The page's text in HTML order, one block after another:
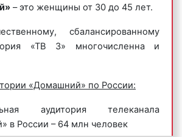
Домашнего канала
зрительской аудитории.
Домашнего канала
на нашем сайте;
ролик, тем больше
можно сообщить
клиентам о
ребрендинга (в 2014 г.)
стал позиционировать себя
как телеканал для женщин.
фильмы и сериалы: мелодрама
мелодрама «Восток-Запад».
– это женщины от 30 до 45 лет.
сбалансированному
«ТВ 3» многочисленна и
«Домашний» по России:
аудитория телеканала
в России – 64 млн человек